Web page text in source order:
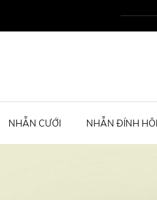
NHẪN CƯỚI NHẪN ĐÍNH